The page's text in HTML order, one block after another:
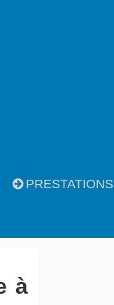
PRESTATIONS
à